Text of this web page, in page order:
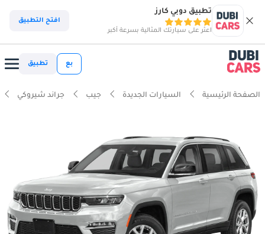
تطبيق دوبي كارز
اعثر على سيارتك المثالية بسرعة أكبر
افتح التطبيق
بع تطبيق
الصفحة الرئيسية السيارات الجديدة جيب جراند شيروكي